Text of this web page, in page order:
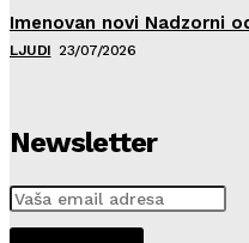
Imenovan novi Nadzorni
LJUDI 23/07/2026
Newsletter